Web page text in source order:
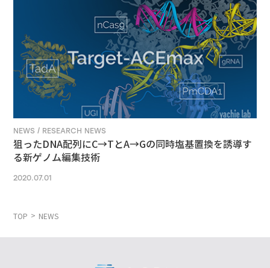
NEWS / RESEARCH NEWS
狙ったDNA配列にC→TとA→Gの同時塩基置換を誘導す
る新ゲノム編集技術
2020.07.01
TOP NEWS